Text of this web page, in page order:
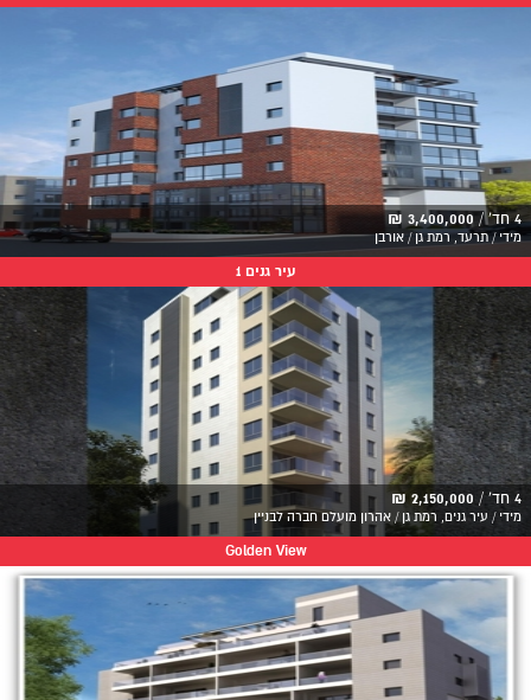
4 חד' / 3,400,000 ₪
מידי / תרעד, רמת גן / אורבן
עיר גנים 1
4 חד' / 2,150,000 ₪
מידי / עיר גנים, רמת גן / אהרון מועלם חברה לבניין
Golden View